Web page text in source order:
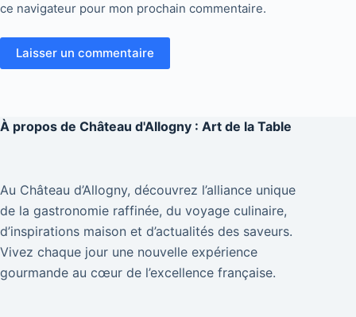
ce navigateur pour mon prochain commentaire.
Laisser un commentaire
À propos de Château d'Allogny : Art de la Table
Au Château d’Allogny, découvrez l’alliance unique
de la gastronomie raffinée, du voyage culinaire,
d’inspirations maison et d’actualités des saveurs.
Vivez chaque jour une nouvelle expérience
gourmande au cœur de l’excellence française.